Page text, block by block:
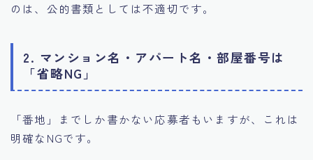
のは、公的書類としては不適切です。
2. マンション名・アパート名・部屋番号は
「省略NG」
「番地」までしか書かない応募者もいますが、これは
明確なNGです。